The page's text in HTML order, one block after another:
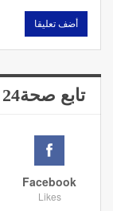
تابع صحة24 على:
Facebook
Likes